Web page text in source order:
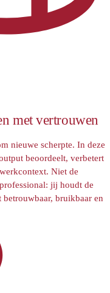
met vertrouwen
nieuwe scherpte. In deze
beoordeelt, verbetert
Niet de
jij houdt de
bruikbaar en